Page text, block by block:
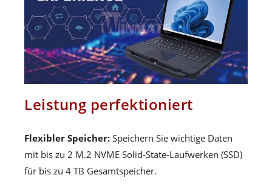
Leistung perfektioniert
Flexibler Speicher: Speichern Sie wichtige Daten
mit bis zu 2 M.2 NVME Solid-State-Laufwerken (SSD)
für bis zu 4 TB Gesamtspeicher.